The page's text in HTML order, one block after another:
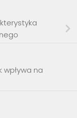
wpływa na